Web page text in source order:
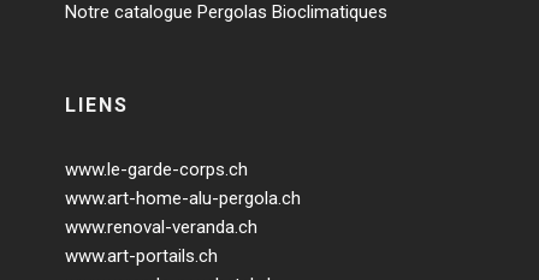
Notre catalogue Pergolas Bioclimatiques
LIENS
www.le-garde-corps.ch
www.art-home-alu-pergola.ch
www.renoval-veranda.ch
www.art-portails.ch